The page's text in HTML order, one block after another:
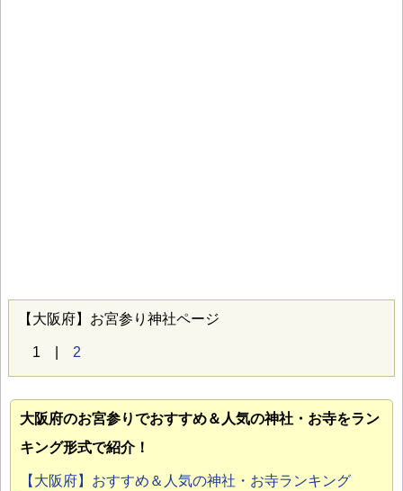
【大阪府】お宮参り神社ページ
1 | 2
大阪府のお宮参りでおすすめ＆人気の神社・お寺をラン
キング形式で紹介！
【大阪府】おすすめ＆人気の神社・お寺ランキング